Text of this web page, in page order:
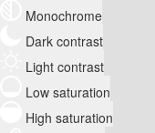
Monochrome
Dark contrast
Light contrast
Low saturation
High saturation